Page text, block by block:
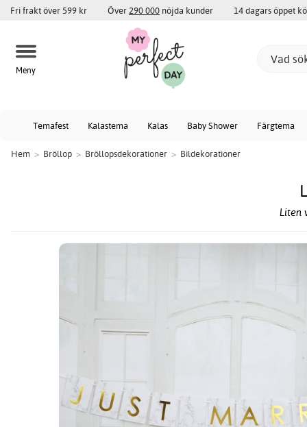
Fri frakt över 599 kr Över 290 000 nöjda kunder 14 dagars öppet
Meny
Temafest Kalastema Kalas Baby Shower Färgtema
Hem > Bröllop > Bröllopsdekorationer > Bildekorationer
Liten